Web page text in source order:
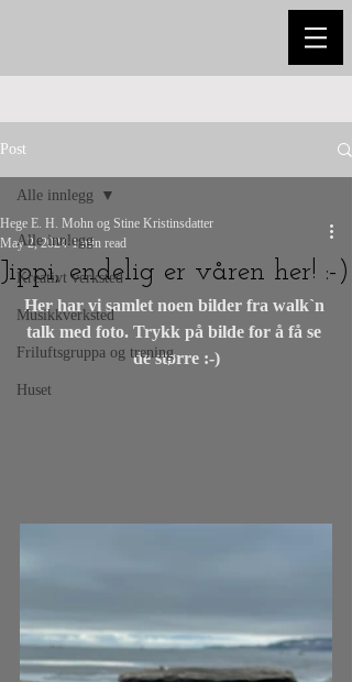
Post
Alle innlegg
Kreativt verksted
Musikkverksted
Friluftsgruppa og trening
Huset
Alle innlegg
Jippi, endelig er våren her! :-)
Hege E. H. Mohn og Stine Kristinsdatter
May 2, 2024 1 min read
Her har vi samlet noen bilder fra walk`n
talk med foto. Trykk på bilde for å få se
de større :-)